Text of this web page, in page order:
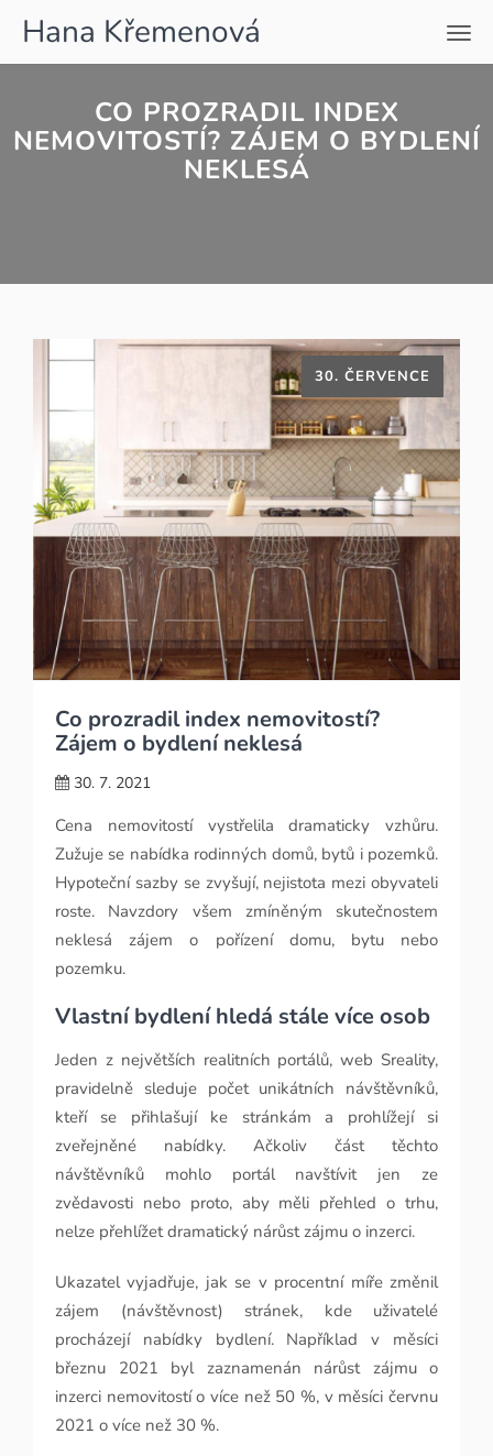
Hana Křemenová
CO PROZRADIL INDEX
NEMOVITOSTÍ? ZÁJEM O BYDLENÍ
NEKLESÁ
Co prozradil index nemovitostí?
Zájem o bydlení neklesá
30. 7. 2021
30. ČERVENCE
Cena nemovitostí vystřelila dramaticky vzhůru.
Zužuje se nabídka rodinných domů, bytů i pozemků.
Hypoteční sazby se zvyšují, nejistota mezi obyvateli
roste. Navzdory všem zmíněným skutečnostem
neklesá zájem o pořízení domu, bytu nebo
pozemku.
Vlastní bydlení hledá stále více osob
Jeden z největších realitních portálů, web Sreality,
pravidelně sleduje počet unikátních návštěvníků,
kteří se přihlašují ke stránkám a prohlížejí si
zveřejněné nabídky. Ačkoliv část těchto
návštěvníků mohlo portál navštívit jen ze
zvědavosti nebo proto, aby měli přehled o trhu,
nelze přehlížet dramatický nárůst zájmu o inzerci.
Ukazatel vyjadřuje, jak se v procentní míře změnil
zájem (návštěvnost) stránek, kde uživatelé
procházejí nabídky bydlení. Například v měsíci
březnu 2021 byl zaznamenán nárůst zájmu o
inzerci nemovitostí o více než 50 %, v měsíci červnu
2021 o více než 30 %.